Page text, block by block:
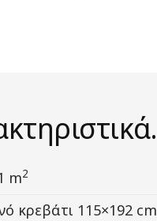
m2
κρεβάτι 115×192 cm